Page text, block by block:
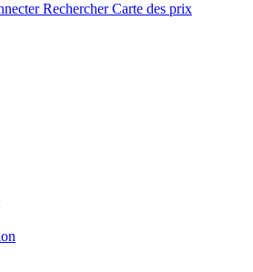
Rechercher Carte des prix